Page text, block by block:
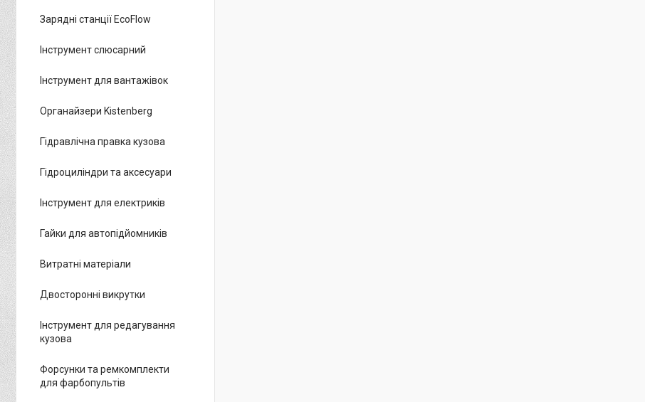
Зарядні станції EcoFlow
Інструмент слюсарний
Інструмент для вантажівок
Органайзери Kistenberg
Гідравлічна правка кузова
Гідроциліндри та аксесуари
Інструмент для електриків
Гайки для автопідйомників
Витратні матеріали
Двосторонні викрутки
Інструмент для редагування
кузова
Форсунки та ремкомплекти
для фарбопультів